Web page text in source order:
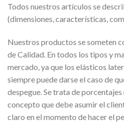
Todos nuestros artículos se
(dimensiones, características,
Nuestros productos se someten
de Calidad. En todos los tipos y
mercado, ya que los elásticos
siempre puede darse el caso de
despegue. Se trata de
concepto que debe asumir el
claro en el momento de hacer el